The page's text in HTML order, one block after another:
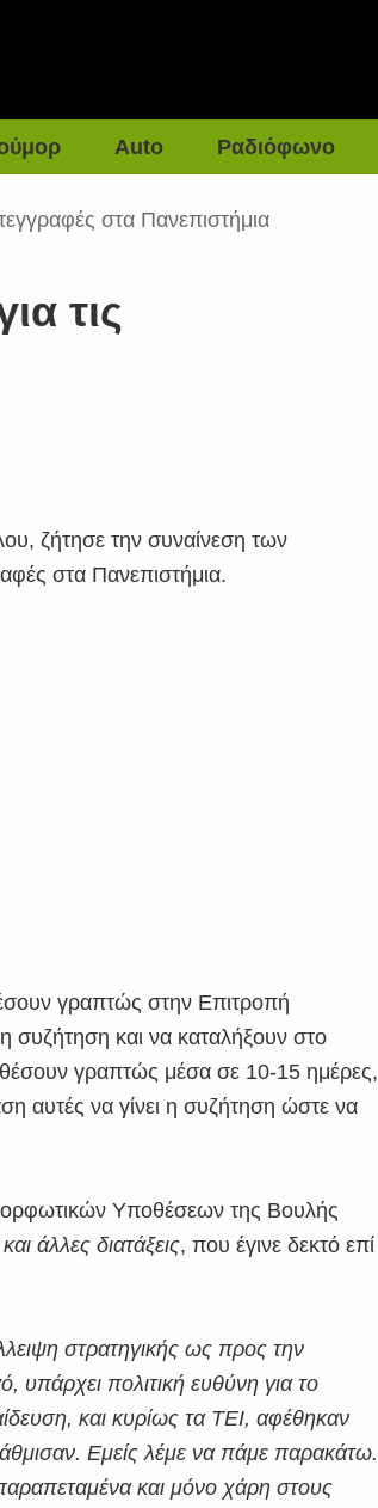
Auto Ραδιόφωνο
στα Πανεπιστήμια
τις
ζήτησε την συναίνεση των
στα Πανεπιστήμια.
γραπτώς στην Επιτροπή
συζήτηση και να καταλήξουν στο
γραπτώς μέσα σε 10-15 ημέρες,
αυτές να γίνει η συζήτηση ώστε να
Υποθέσεων της Βουλής
άλλες διατάξεις, που έγινε δεκτό επί
στρατηγικής ως προς την
πολιτική ευθύνη για το
και κυρίως τα ΤΕΙ, αφέθηκαν
Εμείς λέμε να πάμε παρακάτω.
και μόνο χάρη στους